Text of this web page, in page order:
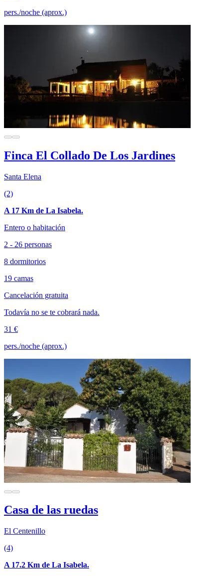
pers./noche (aprox.)
Finca El Collado De Los Jardines
Santa Elena
(2)
A 17 Km de La Isabela.
Entero o habitación
2 - 26 personas
8 dormitorios
19 camas
Cancelación gratuita
Todavía no se te cobrará nada.
31 €
pers./noche (aprox.)
Casa de las ruedas
El Centenillo
(4)
A 17.2 Km de La Isabela.